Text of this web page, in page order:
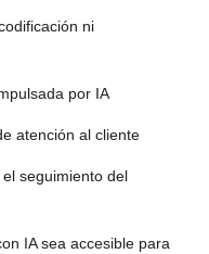
ni
por IA
atención al cliente
seguimiento del
IA sea accesible para